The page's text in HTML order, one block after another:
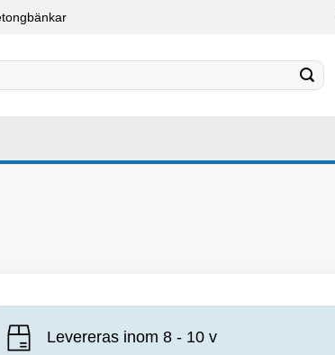
Levereras inom 8 - 10 v